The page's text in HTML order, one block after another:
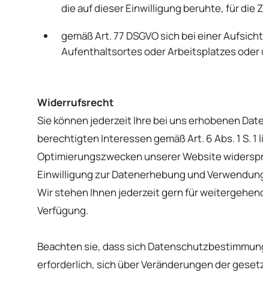
die auf dieser Einwilligung beruhte, für
gemäß Art. 77 DSGVO sich bei einer
Aufenthaltsortes oder Arbeitsplatzes oder
Widerrufsrecht
Sie können jederzeit Ihre bei uns erhobenen
berechtigten Interessen gemäß Art. 6 Abs. 1 S.
Optimierungszwecken unserer Website
Einwilligung zur Datenerhebung und
Wir stehen Ihnen jederzeit gern für
Verfügung.
Beachten sie, dass sich
erforderlich, sich über Veränderungen der